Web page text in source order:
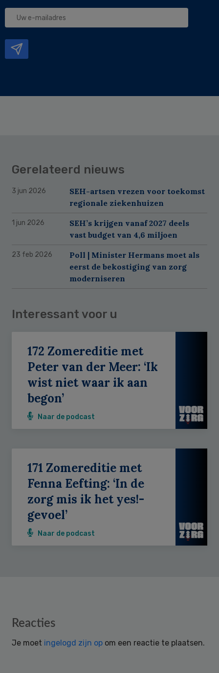
Uw
Gerelateerd nieuws
3 jun 2026
SEH-artsen vrezen voor toekomst
regionale ziekenhuizen
1 jun 2026
SEH’s krijgen vanaf 2027 deels
vast budget van 4,6 miljoen
23 feb 2026
Poll | Minister Hermans moet als
eerst de bekostiging van zorg
moderniseren
Interessant voor u
172 Zomereditie met
Peter van der Meer: ‘Ik
wist niet waar ik aan
begon’
Naar de podcast
171 Zomereditie met
Fenna Eefting: ‘In de
zorg mis ik het yes!-
gevoel’
Naar de podcast
Reader
Reacties
Je moet ingelogd zijn op om een reactie te plaatsen.